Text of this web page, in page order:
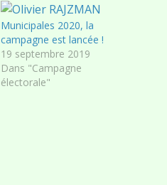
Municipales 2020, la
campagne est lancée !
19 septembre 2019
Dans "Campagne
électorale"